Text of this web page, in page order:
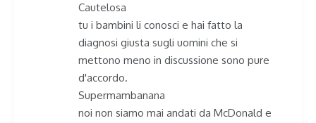
Cautelosa
tu i bambini li conosci e hai fatto la
diagnosi giusta sugli uomini che si
mettono meno in discussione sono pure
d'accordo.
Supermambanana
noi non siamo mai andati da McDonald e